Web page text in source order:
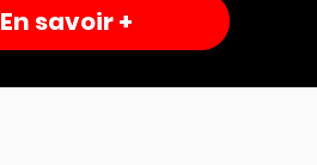
En savoir +